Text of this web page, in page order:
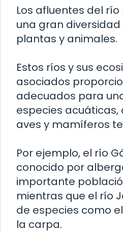
Los afluentes del
una gran
plantas y animales.
Estos ríos y sus
asociados
adecuados para
especies
aves y mamíferos
Por ejemplo, el río
conocido por
importante
mientras que el río
de especies como
la carpa.